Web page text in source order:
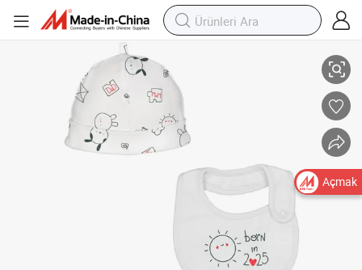
Yeni Doğan Bebek Hediyesi, Şapkalar ve Eldivenler
Açmak